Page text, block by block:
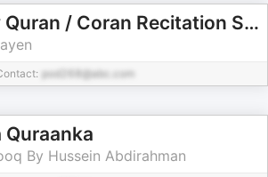
Full Holy Quran / Coran Recitation Surah / Sourate / Sura القرآن الكريم كاملا بتلاوة أفضل القر
pod268@abc.com
Quraanka
By Hussein Abdirahman